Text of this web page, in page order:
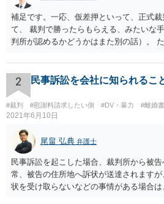
補足です。一応、仮差押といって、正式
て、 裁判で勝ったらもらえる、みたいな
判所が認めるかどうかはまた別の話）。
のであれば、 面談相談に行って詳しく話
2 民事訴訟を会社に知られるこ
#裁判 #慰謝料請求したい側 #DV・暴力 #離婚
2021年6月10日
尾畠 弘典 弁護士
民事訴訟を起こした場合、裁判所から被
常、被告の住所地へ訴状が送達されます
状を受け取らないなどの事情がある場合